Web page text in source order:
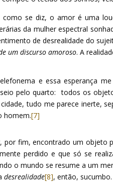
como se diz, o amor é uma
da mulher espectral
de desrealidade do
um discurso amoroso. A
e essa esperança
pelo quarto: todos os
tudo me parece inerte,
homem.[7]
por fim, encontrado um objeto
perdido e que só se
o mundo se resume a um
desrealidade[8], então, sucumbo.